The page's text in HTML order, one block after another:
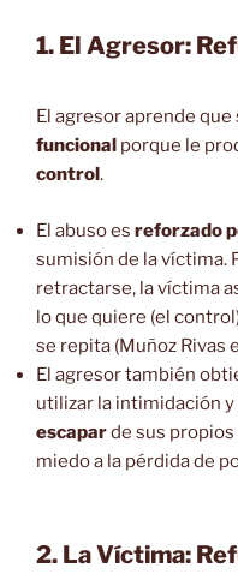
1. El Agresor:
El agresor aprende
funcional porque le
control.
El abuso es reforzado
sumisión de la víctima.
retractarse, la víctima
lo que quiere (el
se repita (Muñoz Rivas
El agresor también
utilizar la intimidación y
escaparde sus
miedo a la pérdida de
2. La Víctima: